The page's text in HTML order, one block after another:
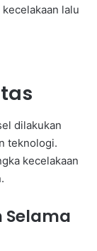
lalu
dilakukan
teknologi.
kecelakaan